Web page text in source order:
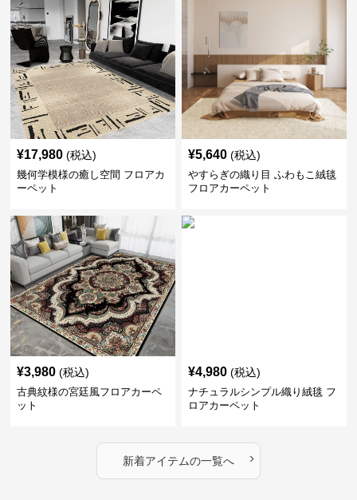
¥17,980 (税込)
幾何学模様の癒し空間 フロアカ
ーペット
¥5,640 (税込)
やすらぎの織り目 ふわもこ絨毯
フロアカーペット
¥3,980 (税込)
古典紋様の宮廷風フロアカーペ
ット
¥4,980 (税込)
ナチュラルシンプル織り絨毯 フ
ロアカーペット
新着アイテムの一覧へ ›